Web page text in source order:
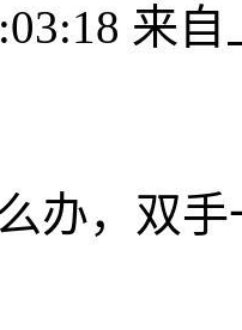
来自
办，双手